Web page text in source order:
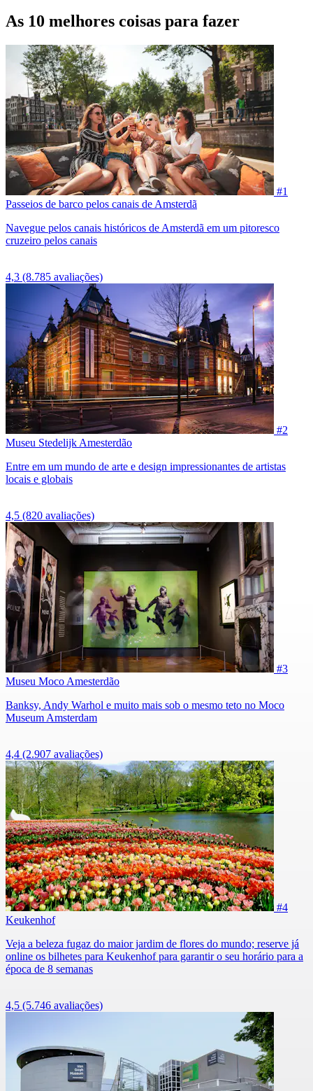
As 10 melhores coisas para fazer
#1
Passeios de barco pelos canais de Amsterdã
Navegue pelos canais históricos de Amsterdã em um pitoresco
cruzeiro pelos canais
4,3 (8.785 avaliações)
#2
Museu Stedelijk Amesterdão
Entre em um mundo de arte e design impressionantes de artistas
locais e globais
4,5 (820 avaliações)
#3
Museu Moco Amesterdão
Banksy, Andy Warhol e muito mais sob o mesmo teto no Moco
Museum Amsterdam
4,4 (2.907 avaliações)
#4
Keukenhof
Veja a beleza fugaz do maior jardim de flores do mundo; reserve já
online os bilhetes para Keukenhof para garantir o seu horário para a
época de 8 semanas
4,5 (5.746 avaliações)